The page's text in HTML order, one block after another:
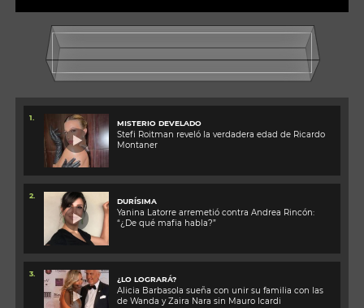
1.
MISTERIO DEVELADO
Stefi Roitman reveló la verdadera edad de Ricardo
Montaner
2.
DURÍSIMA
Yanina Latorre arremetió contra Andrea Rincón:
“¿De qué mafia habla?”
3.
¿LO LOGRARÁ?
Alicia Barbasola sueña con unir su familia con las
de Wanda y Zaira Nara sin Mauro Icardi